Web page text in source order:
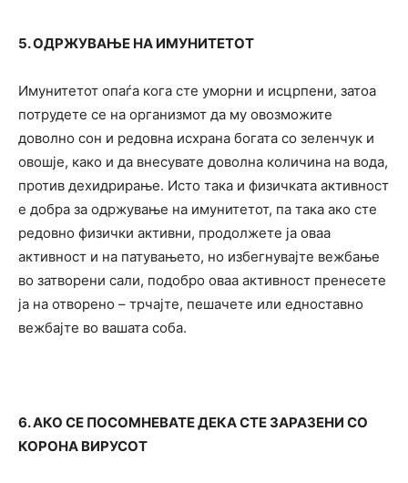
5. ОДРЖУВАЊЕ НА ИМУНИТЕТОТ
Имунитетот опаѓа кога сте уморни и исцрпени, затоа
потрудете се на организмот да му овозможите
доволно сон и редовна исхрана богата со зеленчук и
овошје, како и да внесувате доволна количина на вода,
против дехидрирање. Исто така и физичката активност
е добра за одржување на имунитетот, па така ако сте
редовно физички активни, продолжете ја оваа
активност и на патувањето, но избегнувајте вежбање
во затворени сали, подобро оваа активност пренесете
ја на отворено – трчајте, пешачете или едноставно
вежбајте во вашата соба.
6. АКО СЕ ПОСОМНЕВАТЕ ДЕКА СТЕ ЗАРАЗЕНИ СО
КОРОНА ВИРУСОТ